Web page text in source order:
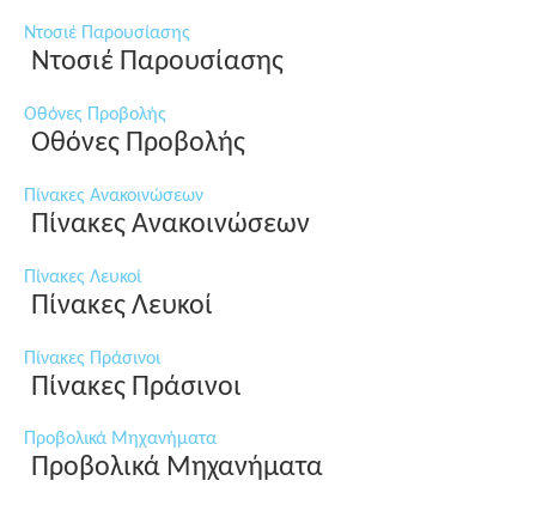
Ντοσιέ Παρουσίασης
Ντοσιέ Παρουσίασης
Οθόνες Προβολής
Οθόνες Προβολής
Πίνακες Ανακοινώσεων
Πίνακες Ανακοινώσεων
Πίνακες Λευκοί
Πίνακες Λευκοί
Πίνακες Πράσινοι
Πίνακες Πράσινοι
Προβολικά Μηχανήματα
Προβολικά Μηχανήματα